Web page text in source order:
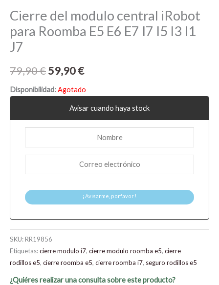
Cierre del modulo central iRobot
para Roomba E5 E6 E7 I7 I5 I3 I1
J7
79,90€59,90€
Disponibilidad:Agotado
Avisar cuando haya stock
¡ Avisarme, porfavor !
SKU:RR19856
Etiquetas:cierre modulo i7, cierre modulo roomba e5, cierre
rodillos e5, cierre roomba e5, cierre roomba i7, seguro rodillos e5
¿Quiéres realizar una consulta sobre este producto?